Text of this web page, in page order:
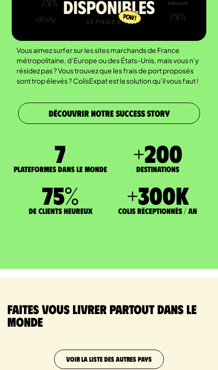
Vous aimez surfer sur les sites marchands de France
métropolitaine, d’Europe ou des États-Unis, mais vous n’y
résidez pas ? Vous trouvez que les frais de port proposés
sont trop élevés ? ColisExpat est la solution qu’il vous faut !
DÉCOUVRIR NOTRE SUCCESS STORY
7
Plateformes dans le monde
+200
DESTINATIONS
75%
de clients heureux
+300K
Colis réceptionnés / an
Faites vous livrer partout dans le
monde
VOIR LA LISTE DES AUTRES PAYS